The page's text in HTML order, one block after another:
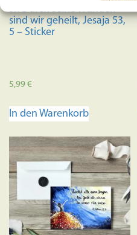
5x Durch seine Wunden
sind wir geheilt, Jesaja 53,
5 – Sticker
5,99€
In den Warenkorb